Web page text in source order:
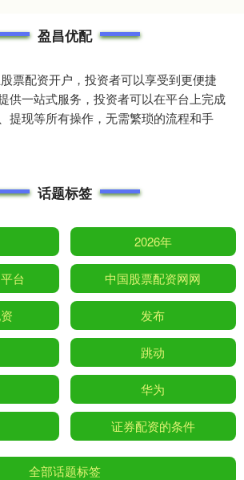
盈昌优配
票配资开户，投资者可以享受到更便捷
供一站式服务，投资者可以在平台上完成
提现等所有操作，无需繁琐的流程和手
话题标签
2026年
台 中国股票配资网网
发布
跳动
华为
证券配资的条件
全部话题标签